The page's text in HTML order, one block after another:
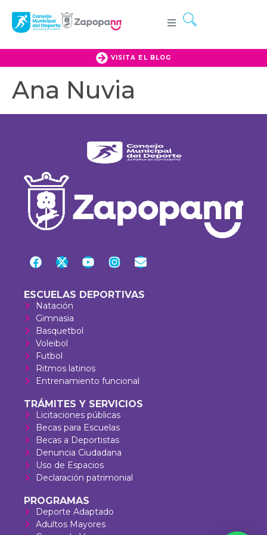
VISITA EL BLOG
Ana Nuvia
ESCUELAS DEPORTIVAS
Natación
Gimnasia
Basquetbol
Voleibol
Futbol
Ritmos latinos
Entrenamiento funcional
TRÁMITES Y SERVICIOS
Licitaciones públicas
Becas para Escuelas
Becas a Deportistas
Denuncia Ciudadana
Uso de Espacios
Declaración patrimonial
PROGRAMAS
Deporte Adaptado
Adultos Mayores